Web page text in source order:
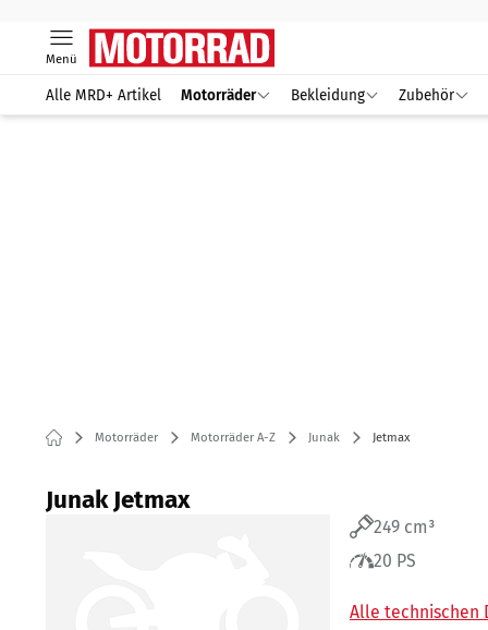
Menü
Alle MRD+ Artikel Motorräder Bekleidung Zubehör
Motorräder Motorräder A-Z Junak Jetmax
Junak Jetmax
249 cm³
20 PS
Alle technischen